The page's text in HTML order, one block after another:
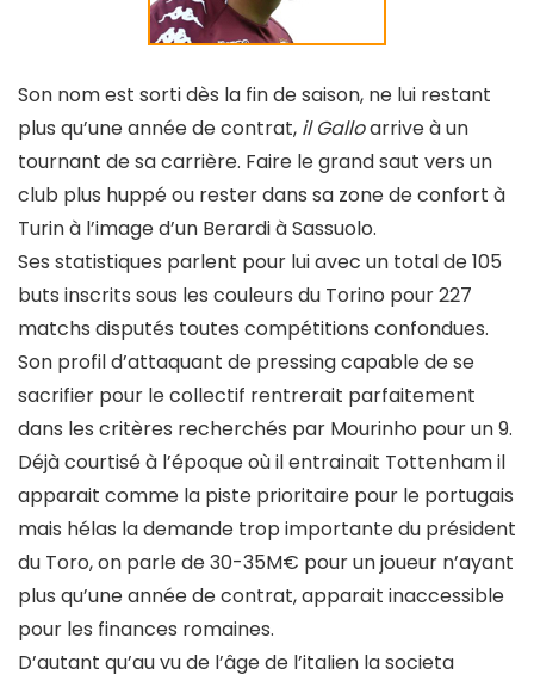
Son nom est sorti dès la fin de saison, ne lui restant
plus qu’une année de contrat, il Galloarrive à un
tournant de sa carrière. Faire le grand saut vers un
club plus huppé ou rester dans sa zone de confort à
Turin à l’image d’un Berardi à Sassuolo.
Ses statistiques parlent pour lui avec un total de 105
buts inscrits sous les couleurs du Torino pour 227
matchs disputés toutes compétitions confondues.
Son profil d’attaquant de pressing capable de se
sacrifier pour le collectif rentrerait parfaitement
dans les critères recherchés par Mourinho pour un 9.
Déjà courtisé à l’époque où il entrainait Tottenham il
apparait comme la piste prioritaire pour le portugais
mais hélas la demande trop importante du président
du Toro, on parle de 30-35M€ pour un joueur n’ayant
plus qu’une année de contrat, apparait inaccessible
pour les finances romaines.
D’autant qu’au vu de l’âge de l’italien la societa